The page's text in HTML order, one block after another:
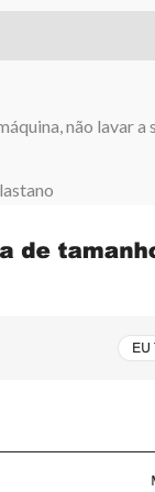
não lavar a